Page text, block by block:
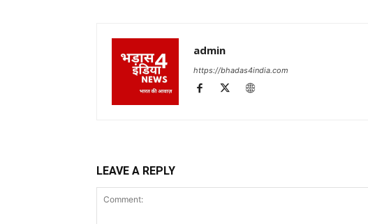
admin
https://bhadas4india.com
LEAVE A REPLY